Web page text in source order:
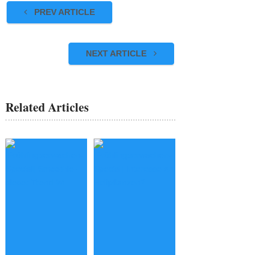
PREV ARTICLE
NEXT ARTICLE
Related Articles